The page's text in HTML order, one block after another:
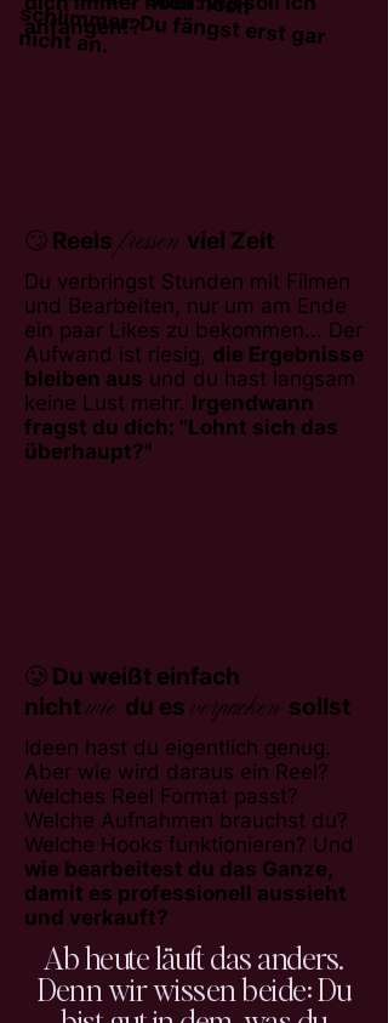
schlimmer: Du fängst erst gar nicht an.
anfangen!?
🙄 Reelsfressen viel Zeit
Du verbringst Stunden mit Filmen
und Bearbeiten, nur um am Ende
ein paar Likes zu bekommen... Der
Aufwand ist riesig, die Ergebnisse
bleiben aus und du hast langsam
keine Lust mehr. Irgendwann
fragst du dich: "Lohnt sich das
überhaupt?"
🥲 Du weißt einfach
nichtwie du es verpacken sollst
Ideen hast du eigentlich genug.
Aber wie wird daraus ein Reel?
Welches Reel Format passt?
Welche Aufnahmen brauchst du?
Welche Hooks funktionieren? Und
wie bearbeitest du das Ganze,
damit es professionell aussieht
und verkauft?
Ab heute läuft das anders.
Denn wir wissen beide: Du